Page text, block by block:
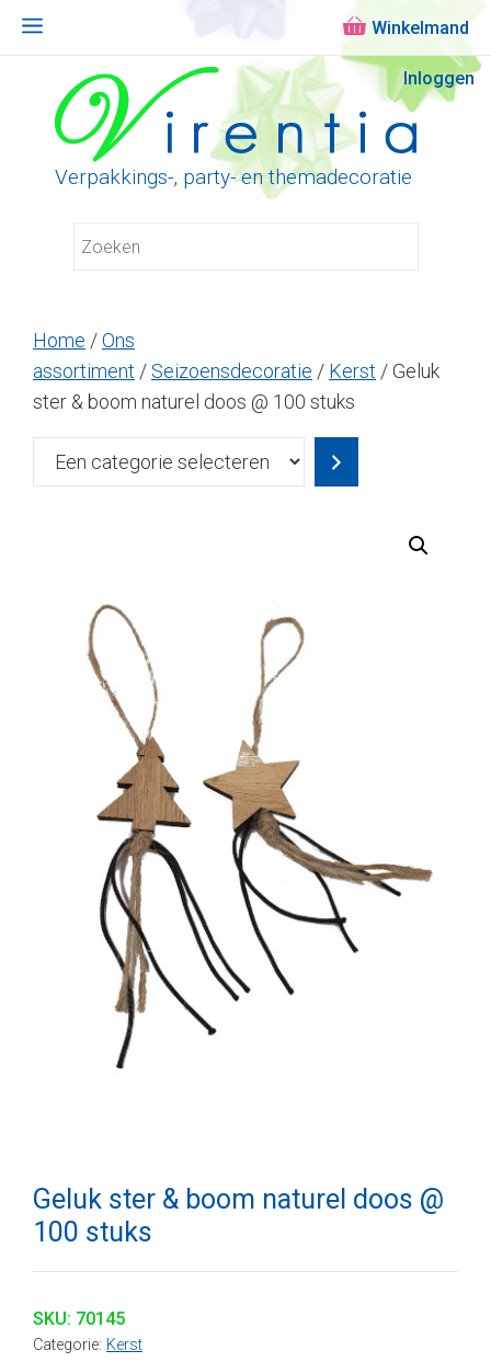
Inloggen
Verpakkings-, party- en themadecoratie
Menu
Home /Ons
assortiment / Seizoensdecoratie / Kerst / Geluk
ster & boom naturel doos @ 100 stuks
Een
categorie
Geluk ster & boom naturel doos @
100 stuks
SKU: 70145
Categorie: Kerst